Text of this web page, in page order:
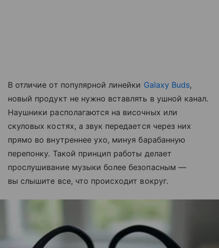
В отличие от популярной линейки Galaxy Buds,
новый продукт не нужно вставлять в ушной канал.
Наушники располагаются на височных или
скуловых костях, а звук передается через них
прямо во внутреннее ухо, минуя барабанную
перепонку. Такой принцип работы делает
прослушивание музыки более безопасным —
вы слышите все, что происходит вокруг.